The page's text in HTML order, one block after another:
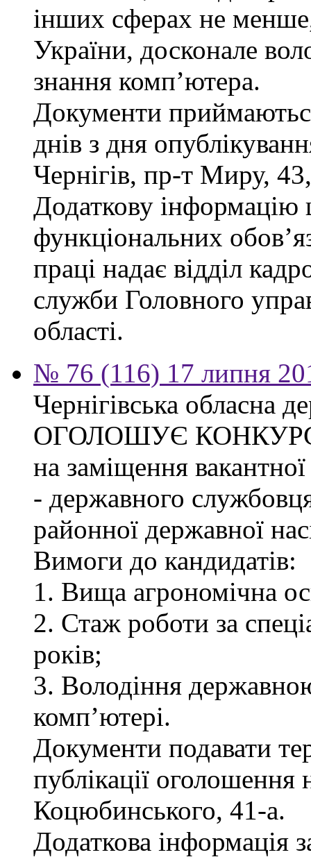
інших сферах не
України, досконале
знання комп’ютера.
Документи
днів з дня
Чернігів, пр-т Миру,
Додаткову
функціональних
праці надає відділ
служби Головного
області.
№ 76 (116) 17 липня
Чернігівська обласна
ОГОЛОШУЄ
на заміщення
- державного
районної державної
Вимоги до кандидатів:
1. Вища агрономічна
2. Стаж роботи за
років;
3. Володіння
комп’ютері.
Документи подавати
публікації оголошення
Коцюбинського, 41-а.
Додаткова інформація